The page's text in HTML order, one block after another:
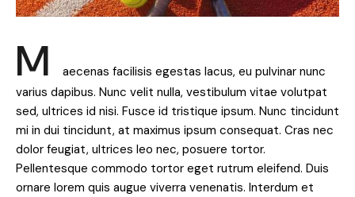
M
aecenas facilisis egestas lacus, eu pulvinar nunc
varius dapibus. Nunc velit nulla, vestibulum vitae volutpat
sed, ultrices id nisi. Fusce id tristique ipsum. Nunc tincidunt
mi in dui tincidunt, at maximus ipsum consequat. Cras nec
dolor feugiat, ultrices leo nec, posuere tortor.
Pellentesque commodo tortor eget rutrum eleifend. Duis
ornare lorem quis augue viverra venenatis. Interdum et